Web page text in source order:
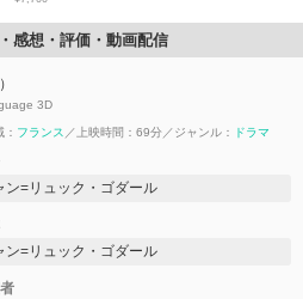
感想・評価・動画配信
）
3D
フランス 上映時間：69分 ジャンル： ドラマ
ン=リュック・ゴダール
ン=リュック・ゴダール